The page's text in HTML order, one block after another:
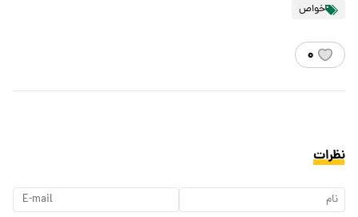
خواص
۰
نظرات